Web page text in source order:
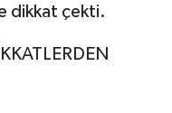
dikkat çekti.